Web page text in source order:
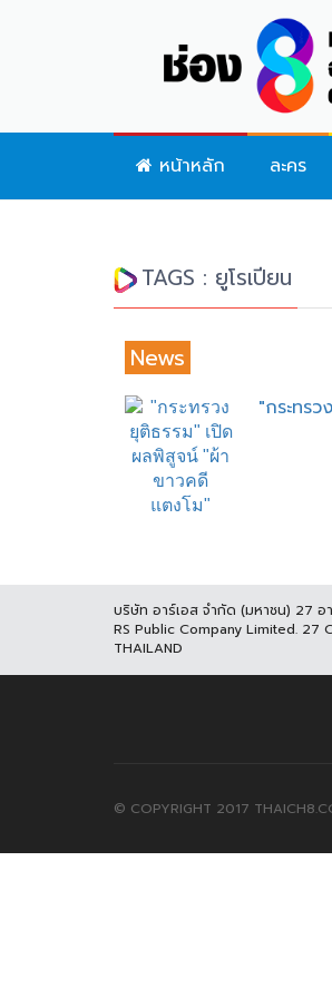
หน้าหลัก ละคร
TAGS : ยูโรเปียน
News
"กระทร
บริษัท อาร์เอส จำกัด (มหาชน) 27 อ
RS Public Company Limited. 27
THAILAND
© COPYRIGHT 2017